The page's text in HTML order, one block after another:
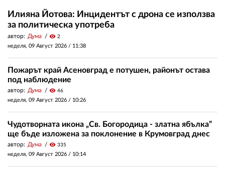
Илияна Йотова: Инцидентът с дрона се използва
за политическа употреба
автор: Дума visibility 2
неделя, 09 Август 2026 / 11:38
Пожарът край Асеновград е потушен, районът остава
под наблюдение
автор: Дума visibility 46
неделя, 09 Август 2026 / 10:26
Чудотворната икона „Св. Богородица - златна ябълка”
ще бъде изложена за поклонение в Крумовград днес
автор: Дума visibility 335
неделя, 09 Август 2026 / 10:14